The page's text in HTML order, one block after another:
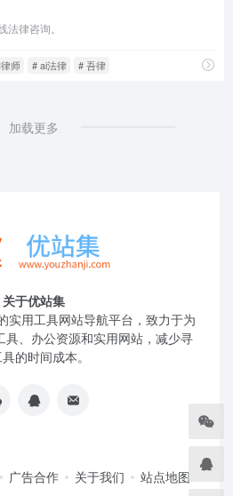
律咨询。
师 # ai法律 # 吾律
加载更多
关于优站集
实用工具网站导航平台，致力于为
具、办公资源和实用网站，减少寻
的时间成本。
广告合作 关于我们 站点地图